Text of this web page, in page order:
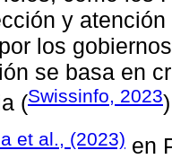
y
los
se basa en
(Swissinfo, 2023
et al., (2023) en